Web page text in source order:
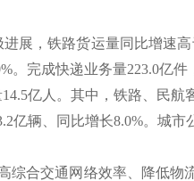
，铁路货运量同比增速高
完成快递业务量223.0亿件
亿人。其中，铁路、民航
亿辆、同比增长8.0%。城
合交通网络效率、降低物